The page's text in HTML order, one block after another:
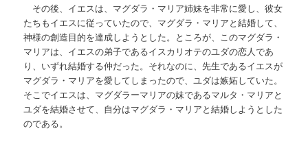
その後、イエスは、マグダラ ・マリア姉妹を非常に愛し、彼女
たちもイエスに従っていたので、マグダラ・マリアと結婚して、
神様の創造目的を達成しようとした。ところが、このマグダラ・
マリアは、イエスの弟子であるイスカリオテのユダの恋人であ
り、いずれ結婚する仲だった。それなのに、先生であるイエスが
マグダラ・マリアを愛してしまったので、ユダは嫉妬していた。
そこでイエスは、マグダラーマリアの妹であるマルタ・マリアと
ユダを結婚させて、自分はマグダラ・マリアと結婚しようとした
のである。